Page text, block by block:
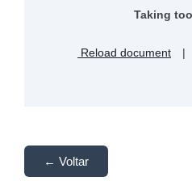
Taking
Reload document |
← Voltar